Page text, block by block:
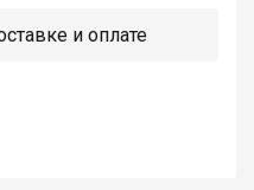
и оплате